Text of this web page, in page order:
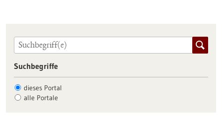
Suchbegriffe
dieses Portal
alle Portale